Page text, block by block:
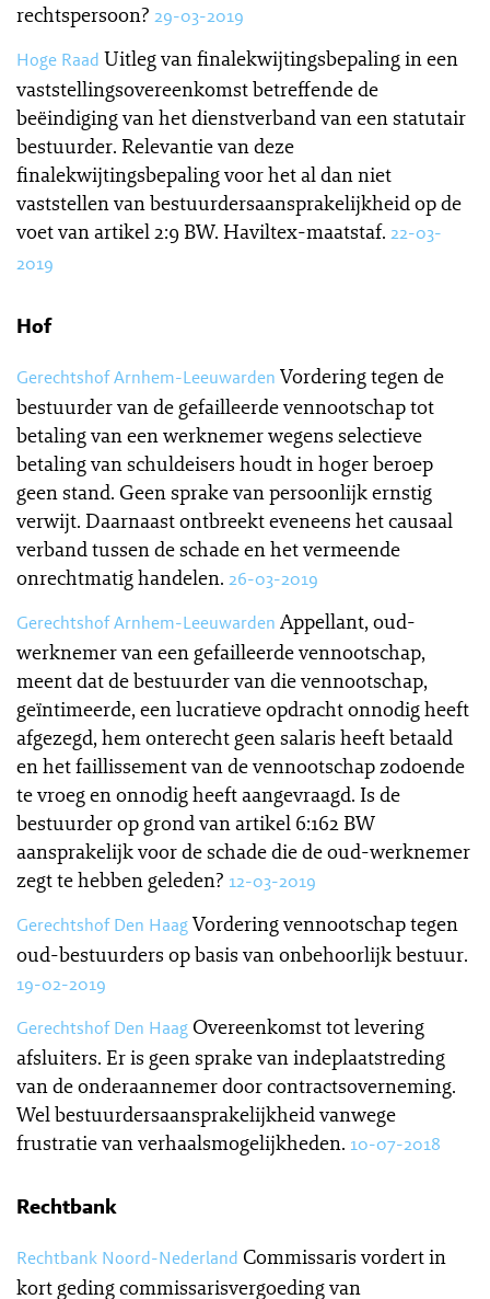
rechtspersoon? 29-03-2019
Hoge Raad Uitleg van finalekwijtingsbepaling in een
vaststellingsovereenkomst betreffende de
beëindiging van het dienstverband van een statutair
bestuurder. Relevantie van deze
finalekwijtingsbepaling voor het al dan niet
vaststellen van bestuurdersaansprakelijkheid op de
voet van artikel 2:9 BW. Haviltex-maatstaf. 22-03-
2019
Hof
Gerechtshof Arnhem-Leeuwarden Vordering tegen de
bestuurder van de gefailleerde vennootschap tot
betaling van een werknemer wegens selectieve
betaling van schuldeisers houdt in hoger beroep
geen stand. Geen sprake van persoonlijk ernstig
verwijt. Daarnaast ontbreekt eveneens het causaal
verband tussen de schade en het vermeende
onrechtmatig handelen. 26-03-2019
Gerechtshof Arnhem-Leeuwarden Appellant, oud-
werknemer van een gefailleerde vennootschap,
meent dat de bestuurder van die vennootschap,
geïntimeerde, een lucratieve opdracht onnodig heeft
afgezegd, hem onterecht geen salaris heeft betaald
en het faillissement van de vennootschap zodoende
te vroeg en onnodig heeft aangevraagd. Is de
bestuurder op grond van artikel 6:162 BW
aansprakelijk voor de schade die de oud-werknemer
zegt te hebben geleden? 12-03-2019
Gerechtshof Den HaagVordering vennootschap tegen
oud-bestuurders op basis van onbehoorlijk bestuur.
19-02-2019
Gerechtshof Den Haag Overeenkomst tot levering
afsluiters. Er is geen sprake van indeplaatstreding
van de onderaannemer door contractsoverneming.
Wel bestuurdersaansprakelijkheid vanwege
frustratie van verhaalsmogelijkheden. 10-07-2018
Rechtbank
Rechtbank Noord-Nederland Commissaris vordert in
kort geding commissarisvergoeding van